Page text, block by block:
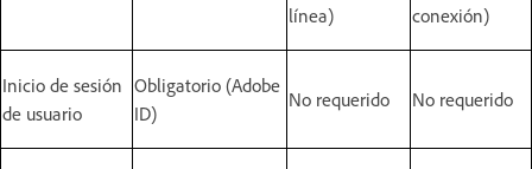
línea)
conexión)
Inicio de sesión
de usuario
Obligatorio (Adobe
ID)
No requerido No requerido